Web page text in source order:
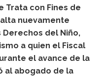
Trata con Fines de
nuevamente
del Niño,
a quien el Fiscal
el avance de la
al abogado de la